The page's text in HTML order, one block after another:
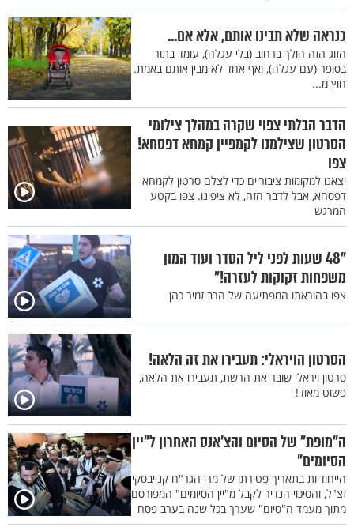
כנראה שלא תבינו אותם, אלא אם...
הזוג הזה הולך ברחוב (בלי עגלה), עומד בתור
בסופר (עם עגלה), ואף אחד לא מבין אותם באמת.
חוץ מ...
הדבר הבלתי צפוי שקרה במהלך צילומי
הסרטון שצילמנו לקמפיין קמחא דפסחא!
צפו
יצאנו למקומות ציבוריים כדי לצלם סרטון לקמחא
דפסחא, אבל לדבר הזה, לא ציפינו. צפו בקטע
המרגש
"48 שעות לפני ליל הסדר ועוד המון
משפחות זקוקות לעזרה!"
צפו בהוראתו המפתיעה של הרב זמיר כהן
הסרטון הויראלי: תעבירו את זה הלאה!
סרטון ויראלי שובר את הרשת, תעבירו את הלאה,
פשוט מאוד!
ה"מופת" של הסיום והצ'אנס האחרון ל"יין
הסיומים"
הייחודיות בתאריך פטירתו של מרן הגר"ח קנייבסקי
זצ"ל, והסיכוי הנדיר לקבל מ"יין הסיומים" המפורסם
מתוך מעמד ה"סיום" שערך בכל שנה בערב פסח